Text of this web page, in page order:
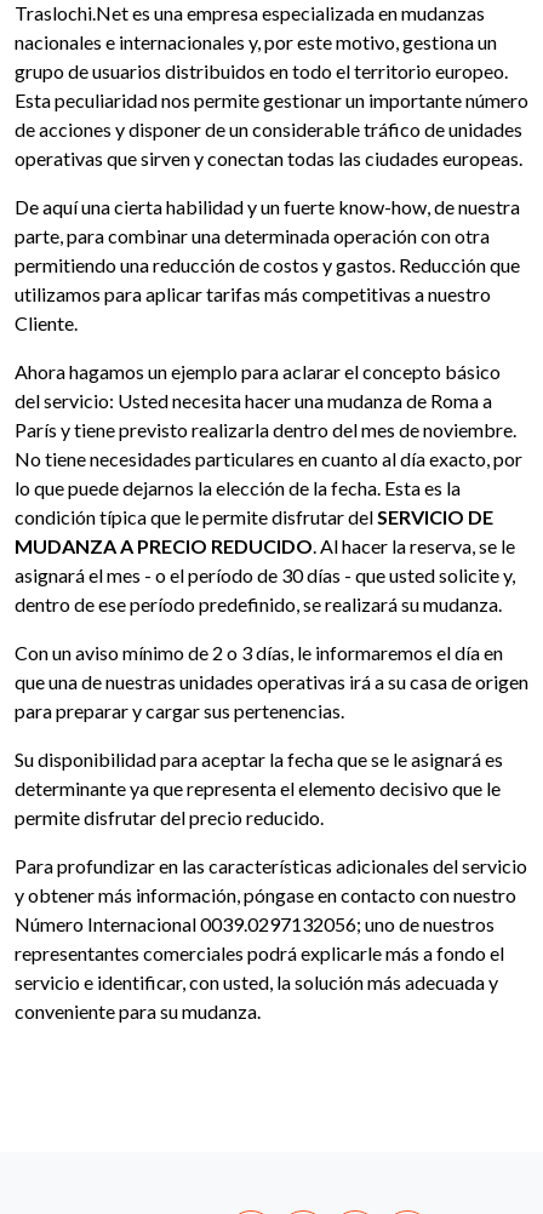
Traslochi.Net es una empresa especializada en mudanzas
nacionales e internacionales y, por este motivo, gestiona un
grupo de usuarios distribuidos en todo el territorio europeo.
Esta peculiaridad nos permite gestionar un importante número
de acciones y disponer de un considerable tráfico de unidades
operativas que sirven y conectan todas las ciudades europeas.
De aquí una cierta habilidad y un fuerte know-how, de nuestra
parte, para combinar una determinada operación con otra
permitiendo una reducción de costos y gastos. Reducción que
utilizamos para aplicar tarifas más competitivas a nuestro
Cliente.
Ahora hagamos un ejemplo para aclarar el concepto básico
del servicio: Usted necesita hacer una mudanza de Roma a
París y tiene previsto realizarla dentro del mes de noviembre.
No tiene necesidades particulares en cuanto al día exacto, por
lo que puede dejarnos la elección de la fecha. Esta es la
condición típica que le permite disfrutar delSERVICIO DE
MUDANZA A PRECIO REDUCIDO. Al hacer la reserva, se le
asignará el mes - o el período de 30 días - que usted solicite y,
dentro de ese período predefinido, se realizará su mudanza.
Con un aviso mínimo de 2 o 3 días, le informaremos el día en
que una de nuestras unidades operativas irá a su casa de origen
para preparar y cargar sus pertenencias.
Su disponibilidad para aceptar la fecha que se le asignará es
determinante ya que representa el elemento decisivo que le
permite disfrutar del precio reducido.
Para profundizar en las características adicionales del servicio
y obtener más información, póngase en contacto con nuestro
Número Internacional 0039.0297132056; uno de nuestros
representantes comerciales podrá explicarle más a fondo el
servicio e identificar, con usted, la solución más adecuada y
conveniente para su mudanza.